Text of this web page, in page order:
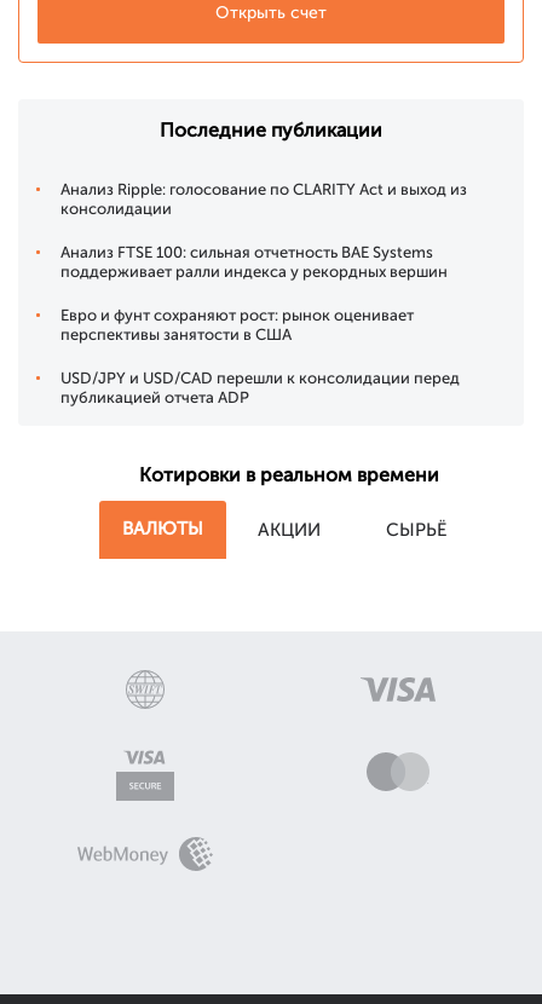
Открыть счет
Последние публикации
Анализ Ripple: голосование по CLARITY Act и выход из
консолидации
Анализ FTSE 100: сильная отчетность BAE Systems
поддерживает ралли индекса у рекордных вершин
Евро и фунт сохраняют рост: рынок оценивает
перспективы занятости в США
USD/JPY и USD/CAD перешли к консолидации перед
публикацией отчета ADP
Котировки в реальном времени
ВАЛЮТЫ АКЦИИ СЫРЬЁ